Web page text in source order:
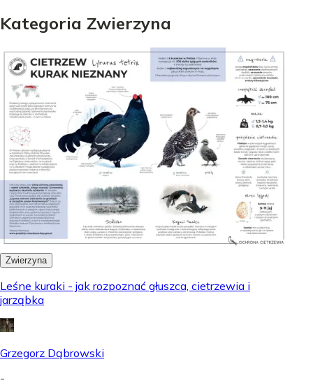
Kategoria Zwierzyna
Zwierzyna
Leśne kuraki - jak rozpoznać głuszca, cietrzewia i
jarząbka
Grzegorz Dąbrowski
-